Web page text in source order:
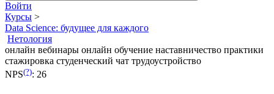
Войти
Курсы >
Data Science: будущее для каждого
Нетология
онлайн вебинары онлайн обучение наставничество практики
стажировка студенческий чат трудоустройство
NPS(?): 26